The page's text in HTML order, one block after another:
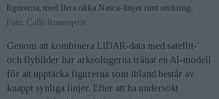
figurerna, med flera olika Nasca-linjer runt omkring.
Foto: Calle Rosenqvist
Genom att kombinera LIDAR-data med satellit-
och flybilder har arkeologerna tränat en AI-modell
för att upptäcka figurerna som ibland består av
knappt synliga linjer. Efter att ha undersökt